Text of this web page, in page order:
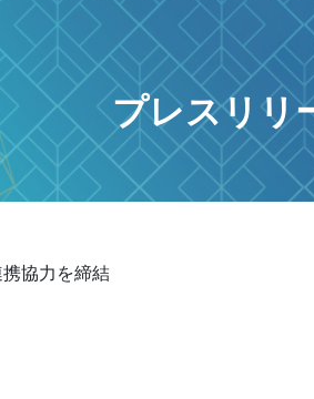
プレスリリ
協力を締結